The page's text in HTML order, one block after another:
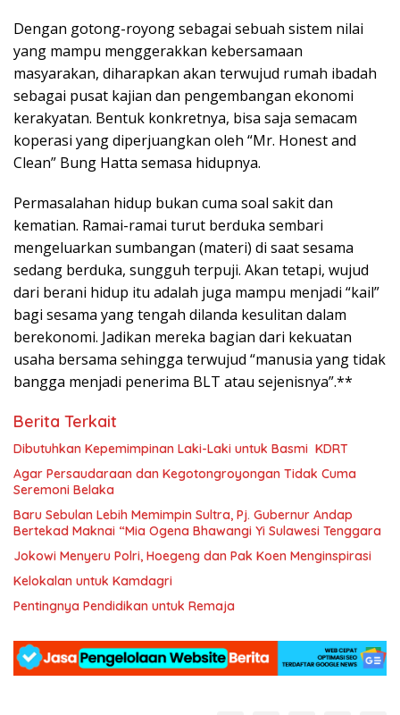
Dengan gotong-royong sebagai sebuah sistem nilai
yang mampu menggerakkan kebersamaan
masyarakan, diharapkan akan terwujud rumah ibadah
sebagai pusat kajian dan pengembangan ekonomi
kerakyatan. Bentuk konkretnya, bisa saja semacam
koperasi yang diperjuangkan oleh “Mr. Honest and
Clean” Bung Hatta semasa hidupnya.
Permasalahan hidup bukan cuma soal sakit dan
kematian. Ramai-ramai turut berduka sembari
mengeluarkan sumbangan (materi) di saat sesama
sedang berduka, sungguh terpuji. Akan tetapi, wujud
dari berani hidup itu adalah juga mampu menjadi “kail”
bagi sesama yang tengah dilanda kesulitan dalam
berekonomi. Jadikan mereka bagian dari kekuatan
usaha bersama sehingga terwujud “manusia yang tidak
bangga menjadi penerima BLT atau sejenisnya”.**
Berita Terkait
Dibutuhkan Kepemimpinan Laki-Laki untuk Basmi KDRT
Agar Persaudaraan dan Kegotongroyongan Tidak Cuma
Seremoni Belaka
Baru Sebulan Lebih Memimpin Sultra, Pj. Gubernur Andap
Bertekad Maknai “Mia Ogena Bhawangi Yi Sulawesi Tenggara
Jokowi Menyeru Polri, Hoegeng dan Pak Koen Menginspirasi
Kelokalan untuk Kamdagri
Pentingnya Pendidikan untuk Remaja